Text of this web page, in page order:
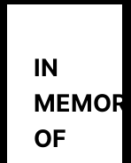
IN
MEMORY
OF